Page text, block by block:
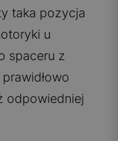
taka pozycja
u
spaceru z
odpowiedniej